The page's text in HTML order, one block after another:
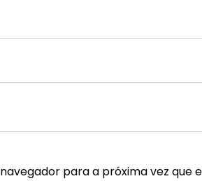
para a próxima vez que